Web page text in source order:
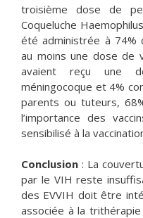
troisième dose de
Coqueluche
été administrée à 74%
au moins une dose de
avaient reçu une
méningocoque et 4%
parents ou tuteurs,
l’importance des
sensibilisé à la
Conclusion : La
par le VIH reste
des EVVIH doit être
associée à la